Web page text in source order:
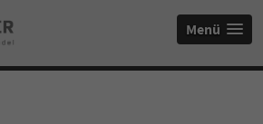
Menü